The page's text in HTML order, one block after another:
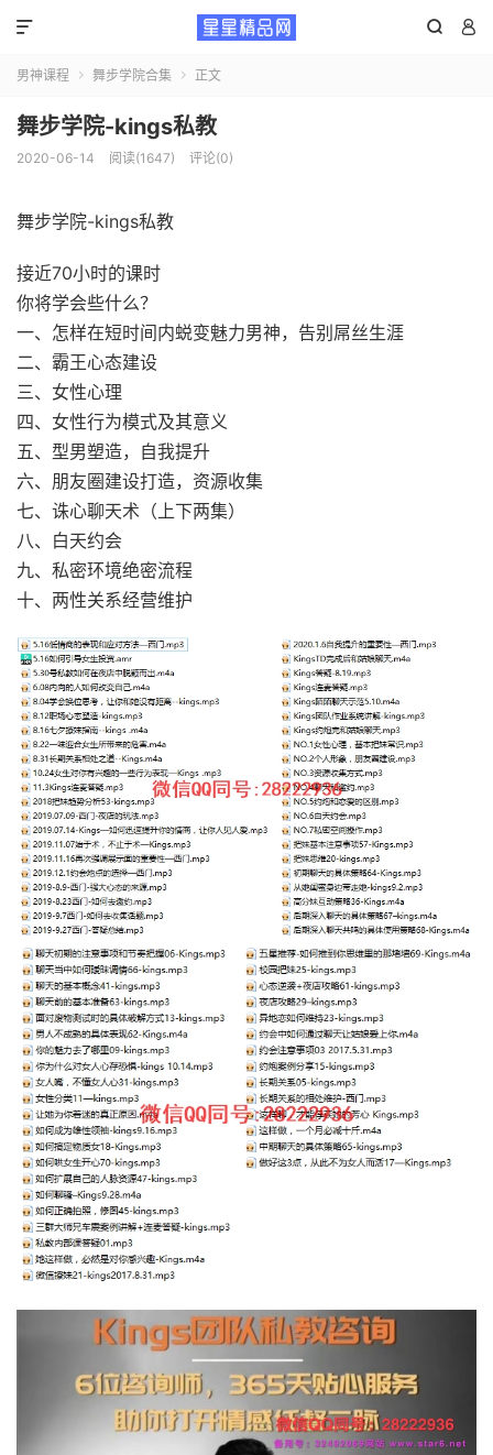
 

男神课程  舞步学院合集  正文
舞步学院-kings私教
2020-06-14 阅读(1647) 评论(0)
舞步学院-kings私教
接近70小时的课时
你将学会些什么？
一、怎样在短时间内蜕变魅力男神，告别屌丝生涯
二、霸王心态建设
三、女性心理
四、女性行为模式及其意义
五、型男塑造，自我提升
六、朋友圈建设打造，资源收集
七、诛心聊天术（上下两集）
八、白天约会
九、私密环境绝密流程
十、两性关系经营维护